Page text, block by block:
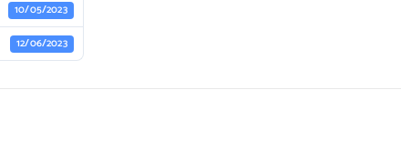
10/05/2023
12/06/2023